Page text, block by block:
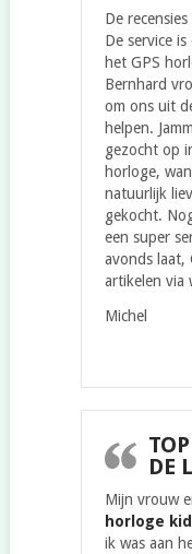
De
De service
het GPS
Bernhard
om ons uit
helpen.
gezocht op
horloge,
natuurlijk
gekocht.
een super
avonds laat,
artikelen via
Michel
DE
Mijn vrouw
horloge
ik was aan